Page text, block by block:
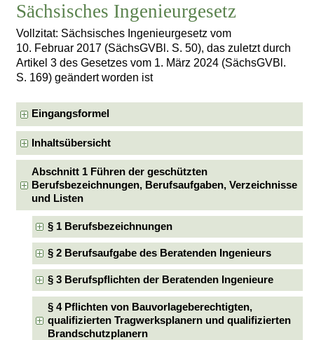
Sächsisches Ingenieurgesetz
Vollzitat: Sächsisches Ingenieurgesetz vom
10. Februar 2017 (SächsGVBl. S. 50), das zuletzt durch
Artikel 3 des Gesetzes vom 1. März 2024 (SächsGVBl.
S. 169) geändert worden ist
Eingangsformel
Inhaltsübersicht
Abschnitt 1 Führen der geschützten
Berufsbezeichnungen, Berufsaufgaben, Verzeichnisse
und Listen
§ 1 Berufsbezeichnungen
§ 2 Berufsaufgabe des Beratenden Ingenieurs
§ 3 Berufspflichten der Beratenden Ingenieure
§ 4 Pflichten von Bauvorlageberechtigten,
qualifizierten Tragwerksplanern und qualifizierten
Brandschutzplanern